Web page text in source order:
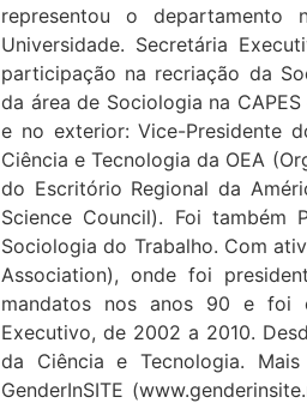
representou o
Universidade. Secretária
participação na recriação da
da área de Sociologia na
e no exterior: Vice-Presidente
Ciência e Tecnologia da OEA
do Escritório Regional da
Science Council). Foi também
Sociologia do Trabalho. Com
Association), onde foi
mandatos nos anos 90 e foi
Executivo, de 2002 a 2010.
da Ciência e Tecnologia.
GenderInSITE